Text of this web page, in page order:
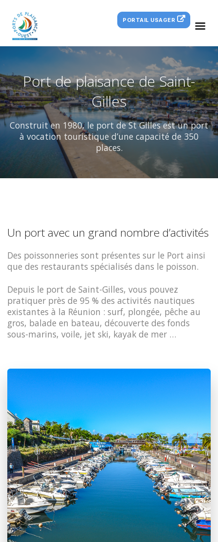
PORTAIL USAGER
Port de plaisance de Saint-
Gilles
Construit en 1980, le port de St Gilles est un port
à vocation touristique d’une capacité de 350
places.
Un port avec un grand nombre d’activités
Des poissonneries sont présentes sur le Port ainsi
que des restaurants spécialisés dans le poisson.
Depuis le port de Saint-Gilles, vous pouvez
pratiquer près de 95 % des activités nautiques
existantes à la Réunion : surf, plongée, pêche au
gros, balade en bateau, découverte des fonds
sous-marins, voile, jet ski, kayak de mer …